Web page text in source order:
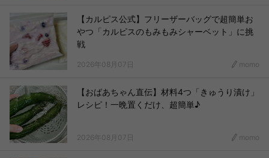
【カルピス公式】フリーザーバッグで超簡単お
やつ「カルピスのもみもみシャーベット」に挑
戦
2026年08月07日 momo
【おばあちゃん直伝】材料4つ「きゅうり漬け」
レシピ！一晩置くだけ、超簡単♪
2026年08月07日 momo